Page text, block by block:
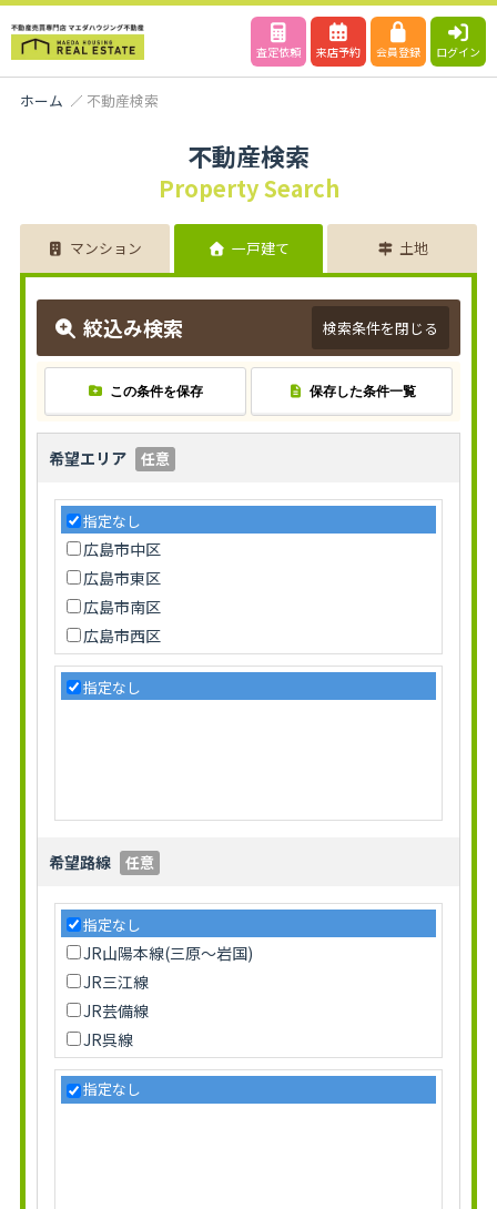
査定依頼 来店予約 会員登録 ログイン
ホーム 不動産検索
不動産検索
Property Search
マンション 一戸建て 土地
絞込み検索 検索条件を閉じる
この条件を保存 保存した条件一覧
希望エリア 任意
指定なし
広島市中区
広島市東区
広島市南区
広島市西区
広島市安佐南区
広島市安佐北区
廿日市市
安芸郡府中町
安芸郡海田町
安芸郡熊野町
安芸郡坂町
山県郡北広島町
指定なし
希望路線 任意
指定なし
JR山陽本線(三原～岩国)
JR三江線
JR芸備線
JR呉線
JR可部線
スカイレールみどり坂線
指定なし